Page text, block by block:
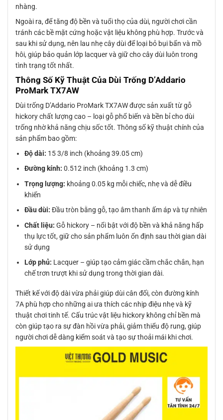
nhàng.
Ngoài ra, để tăng độ bền và tuổi thọ của dùi, người chơi cần
tránh các bề mặt cứng hoặc vật liệu không phù hợp. Trước và
sau khi sử dụng, nên lau nhẹ cây dùi để loại bỏ bụi bẩn và mồ
hôi, giúp bảo quản lớp lacquer và giữ cho cây dùi luôn trong
tình trạng tốt nhất.
Thông Số Kỹ Thuật Của Dùi Trống D’Addario
ProMark TX7AW
Dùi trống D’Addario ProMark TX7AW được sản xuất từ gỗ
hickory chất lượng cao – loại gỗ phổ biến và bền bỉ cho dùi
trống nhờ khả năng chịu sốc tốt. Thông số kỹ thuật chính của
sản phẩm bao gồm:
Độ dài: 15 3/8 inch (khoảng 39.05 cm)
Đường kính: 0.512 inch (khoảng 1.3 cm)
Trọng lượng: khoảng 0.05 kg mỗi chiếc, nhẹ và dễ điều
khiển
Đầu dùi: Đầu tròn bằng gỗ, tạo âm thanh ấm áp và tự nhiên
Chất liệu: Gỗ hickory – nổi bật với độ bền và khả năng hấp
thụ lực tốt, giữ cho sản phẩm luôn ổn định sau thời gian dài
sử dụng
Lớp phủ: Lacquer – giúp tạo cảm giác cầm chắc chắn, hạn
chế trơn trượt khi sử dụng trong thời gian dài.
Thiết kế với độ dài vừa phải giúp dùi cân đối, còn đường kính
7A phù hợp cho những ai ưa thích các nhịp điệu nhẹ và kỹ
thuật chơi tinh tế. Cấu trúc vật liệu hickory không chỉ bền mà
còn giúp tạo ra sự đàn hồi vừa phải, giảm thiểu độ rung, giúp
người chơi dễ dàng kiểm soát và tạo sự thoải mái khi chơi.